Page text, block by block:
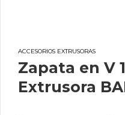
ACCESORIOS EXTRUSORAS
Zapata en V
Extrusora